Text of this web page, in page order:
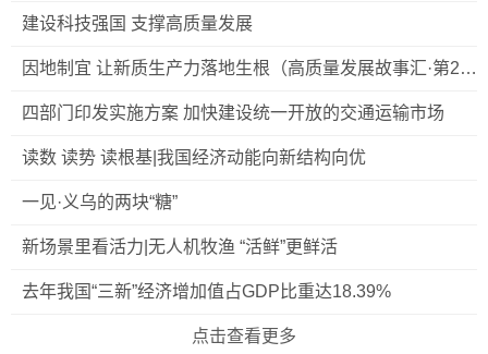
新趋势）
建设科技强国 支撑高质量发展
因地制宜 让新质生产力落地生根（高质量发展故事汇·第21
期）
四部门印发实施方案 加快建设统一开放的交通运输市场
读数 读势 读根基|我国经济动能向新结构向优
一见·义乌的两块“糖”
新场景里看活力|无人机牧渔 “活鲜”更鲜活
去年我国“三新”经济增加值占GDP比重达18.39%
点击查看更多